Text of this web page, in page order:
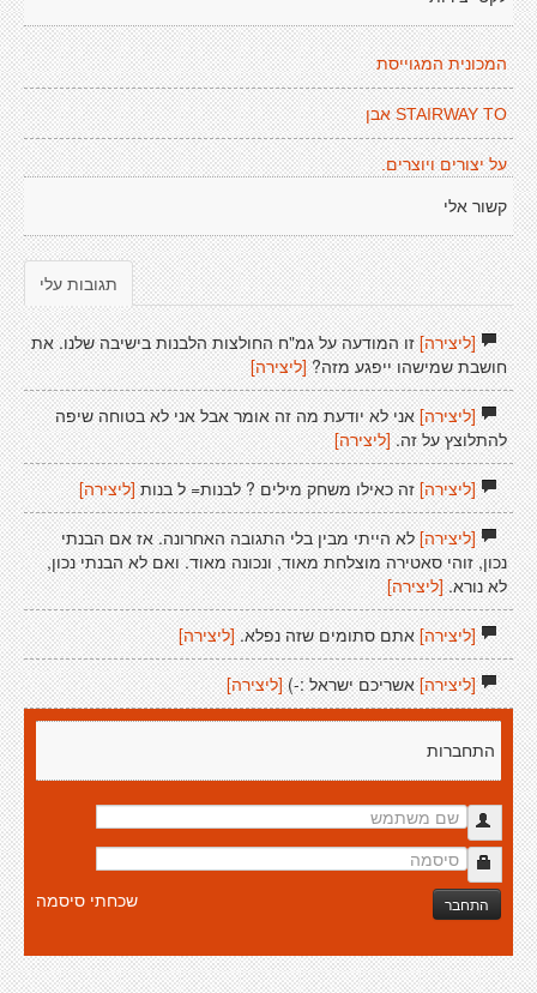
המכונית המגוייסת
STAIRWAY TO אבן
על יצורים ויוצרים.
קשור אלי
תגובות עלי
[ליצירה]זו המודעה על גמ"ח החולצות הלבנות בישיבה שלנו. את
חושבת שמישהו ייפגע מזה? [ליצירה]
[ליצירה]אני לא יודעת מה זה אומר אבל אני לא בטוחה שיפה
להתלוצץ על זה. [ליצירה]
[ליצירה]זה כאילו משחק מילים ? לבנות= ל בנות [ליצירה]
[ליצירה]לא הייתי מבין בלי התגובה האחרונה. אז אם הבנתי
נכון, זוהי סאטירה מוצלחת מאוד, ונכונה מאוד. ואם לא הבנתי נכון,
לא נורא. [ליצירה]
[ליצירה]אתם סתומים שזה נפלא. [ליצירה]
[ליצירה]אשריכם ישראל :-) [ליצירה]
התחברות
התחבר שכחתי סיסמה